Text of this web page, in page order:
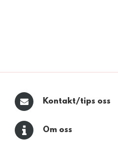
Kontakt/tips oss
Om oss